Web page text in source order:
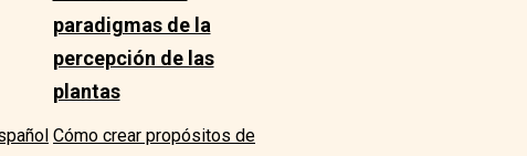
paradigmas de la
percepción de las
plantas
Cómo crear propósitos de